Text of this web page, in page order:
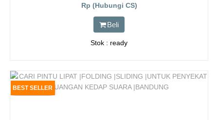
Rp (Hubungi CS)
Beli
Stok : ready
BEST SELLER